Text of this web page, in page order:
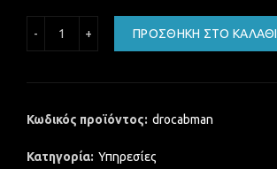
ΠΡΟΣΘΉΚΗ ΣΤΟ ΚΑΛΆΘΙ
Κωδικός προϊόντος: drocabman
Κατηγορία: Υπηρεσίες